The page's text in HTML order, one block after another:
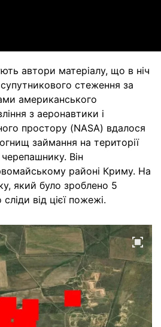
автори матеріалу, що в ніч
стеження за
американського
з аеронавтики і
простору (NASA) вдалося
займання на території
Він
районі Криму. На
який було зроблено 5
від цієї пожежі.